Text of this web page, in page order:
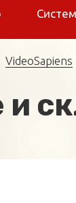
VideoSapiens
и